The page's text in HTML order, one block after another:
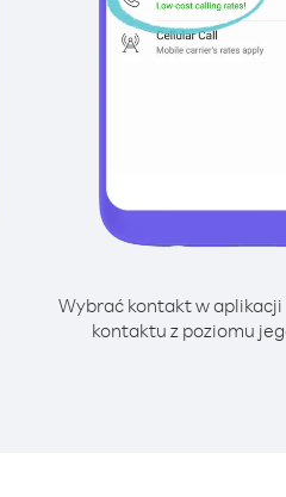
Wybrać kontakt w
kontaktu z poziomu